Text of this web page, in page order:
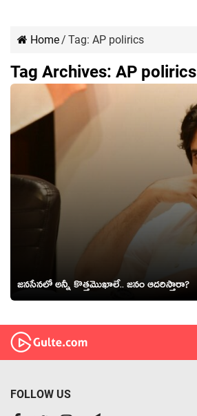
Home/ Tag: AP polirics
Tag Archives: AP polirics
జ‌న‌సేన‌లో అన్నీ కొత్త‌మొఖాలే.. జ‌నం ఆద‌రిస్తారా?
FOLLOW US